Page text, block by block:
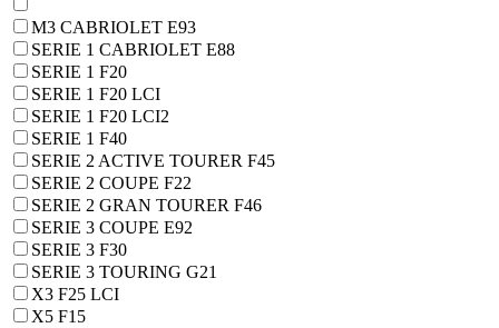
M3 CABRIOLET E93
SERIE 1 CABRIOLET E88
SERIE 1 F20
SERIE 1 F20 LCI
SERIE 1 F20 LCI2
SERIE 1 F40
SERIE 2 ACTIVE TOURER F45
SERIE 2 COUPE F22
SERIE 2 GRAN TOURER F46
SERIE 3 COUPE E92
SERIE 3 F30
SERIE 3 TOURING G21
X3 F25 LCI
X5 F15